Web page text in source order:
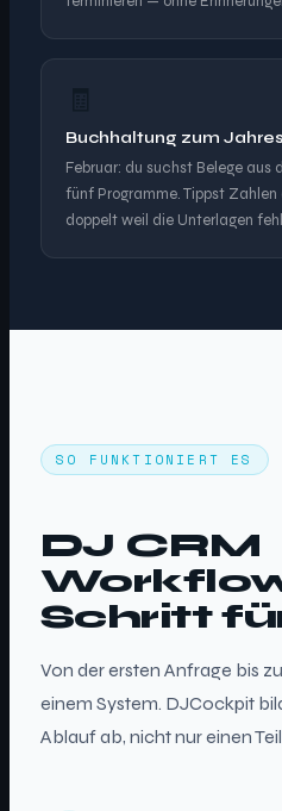
Buchhaltung zum
Februar: du suchst Belege aus
fünf Programme. Tippst
doppelt weil die Unterlagen
SO FUNKTIONIERT ES
DJ CRM
Schritt
Von der ersten Anfrage bis
einem System. DJCockpit
Ablauf ab, nicht nur einen